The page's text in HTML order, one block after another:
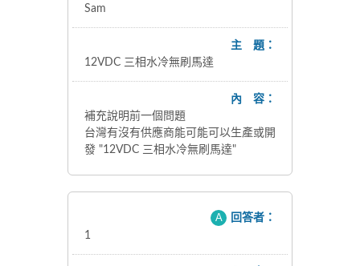
Sam
主 題：
12VDC 三相水冷無刷馬達
內 容：
補充說明前一個問題
台灣有沒有供應商能可能可以生產或開
發 "12VDC 三相水冷無刷馬達"
A
回答者：
1